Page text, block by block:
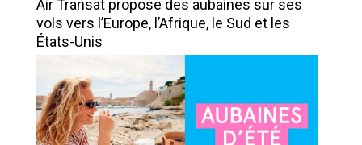
Air Transat propose des aubaines sur ses
vols vers l’Europe, l’Afrique, le Sud et les
États-Unis